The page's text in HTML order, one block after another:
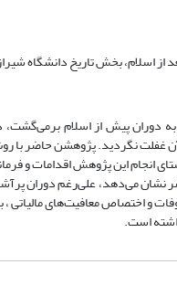
از اسلام، بخش تاریخ دانشگاه
دوران پیش از اسلام
آن غفلت نگردید. پژوهشن حاضر با
انجام این پژوهش اقدامات و
می‌دهد، علی‌رغم دوران
و اختصاص معافیت‌های مالیاتی
است.